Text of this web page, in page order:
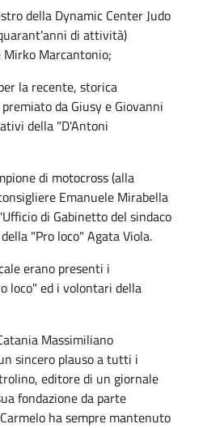
della Dynamic Center Judo
di attività)
Marcantonio;
la recente, storica
da Giusy e Giovanni
della "D'Antoni
di motocross (alla
Emanuele Mirabella
di Gabinetto del sindaco
"Pro loco" Agata Viola.
erano presenti i
loco" ed i volontari della
Massimiliano
sincero plauso a tutti i
editore di un giornale
fondazione da parte
ha sempre mantenuto